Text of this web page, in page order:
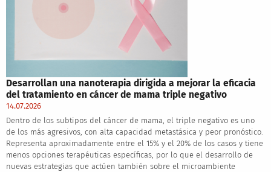
Desarrollan una nanoterapia dirigida a mejorar la eficacia
del tratamiento en cáncer de mama triple negativo
14.07.2026
Dentro de los subtipos del cáncer de mama, el triple negativo es uno
de los más agresivos, con alta capacidad metastásica y peor pronóstico.
Representa aproximadamente entre el 15% y el 20% de los casos y tiene
menos opciones terapéuticas específicas, por lo que el desarrollo de
nuevas estrategias que actúen también sobre el microambiente